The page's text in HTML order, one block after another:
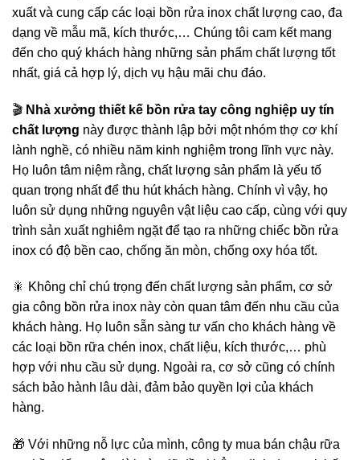
xuất và cung cấp các loại bồn rửa inox chất lượng cao, đa
dạng về mẫu mã, kích thước,… Chúng tôi cam kết mang
đến cho quý khách hàng những sản phẩm chất lượng tốt
nhất, giá cả hợp lý, dịch vụ hậu mãi chu đáo.
🎬 Nhà xưởng thiết kế bồn rửa tay công nghiệp uy tín
chất lượng này được thành lập bởi một nhóm thợ cơ khí
lành nghề, có nhiều năm kinh nghiệm trong lĩnh vực này.
Họ luôn tâm niệm rằng, chất lượng sản phẩm là yếu tố
quan trọng nhất để thu hút khách hàng. Chính vì vậy, họ
luôn sử dụng những nguyên vật liệu cao cấp, cùng với quy
trình sản xuất nghiêm ngặt để tạo ra những chiếc bồn rửa
inox có độ bền cao, chống ăn mòn, chống oxy hóa tốt.
🎇 Không chỉ chú trọng đến chất lượng sản phẩm, cơ sở
gia công bồn rửa inox này còn quan tâm đến nhu cầu của
khách hàng. Họ luôn sẵn sàng tư vấn cho khách hàng về
các loại bồn rữa chén inox, chất liệu, kích thước,… phù
hợp với nhu cầu sử dụng. Ngoài ra, cơ sở cũng có chính
sách bảo hành lâu dài, đảm bảo quyền lợi của khách
hàng.
🎁 Với những nỗ lực của mình, công ty mua bán chậu rữa